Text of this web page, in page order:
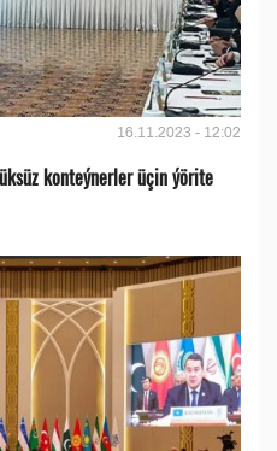
16.11.2023 - 12:02
konteýnerler üçin ýörite